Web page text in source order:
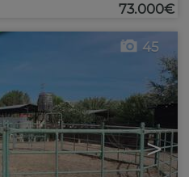
73.000€
>
45